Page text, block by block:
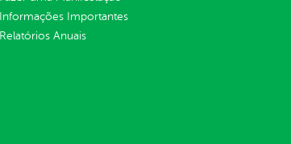
Informações Importantes
Relatórios Anuais